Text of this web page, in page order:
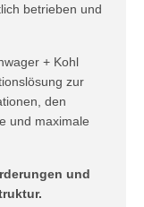
betrieben und
+ Kohl
zur
den
und maximale
und